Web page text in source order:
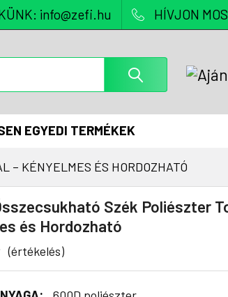
info@zefi.hu HÍVJON
EGYEDI TERMÉKEK
– KÉNYELMES ÉS HORDOZHATÓ
Szék Poliészter
és Hordozható
(értékelés)